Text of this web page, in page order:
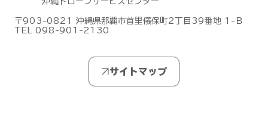
Mic Mini 2S」を発表しました！
〒903-0821 沖縄県那覇市首里儀保町2丁目39番地 1-Ｂ
TEL 098-901-2130